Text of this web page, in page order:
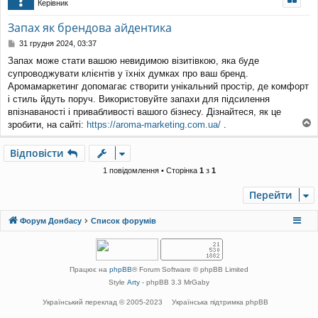
уп
Керівник
Запах як брендова айдентика
П
в
і
д
о
м
л
е
н
н
я
31 грудня 2024, 03:37
Запах може стати вашою невидимою візитівкою, яка буде
супроводжувати клієнтів у їхніх думках про ваш бренд.
Аромамаркетинг допомагає створити унікальний простір, де комфорт
і стиль йдуть поруч. Використовуйте запахи для підсилення
впізнаваності і привабливості вашого бізнесу. Дізнайтеся, як це
зробити, на сайті: https://aroma-marketing.com.ua/ .
о
Відповісти
1 повідомлення • Сторінка 1з 1
Перейти
Форум Донбасу Список форумів
Працює на phpBB® Forum Software © phpBB Limited
Style Arty - phpBB 3.3 MrGaby
Український переклад © 2005-2023 Українська підтримка phpBB